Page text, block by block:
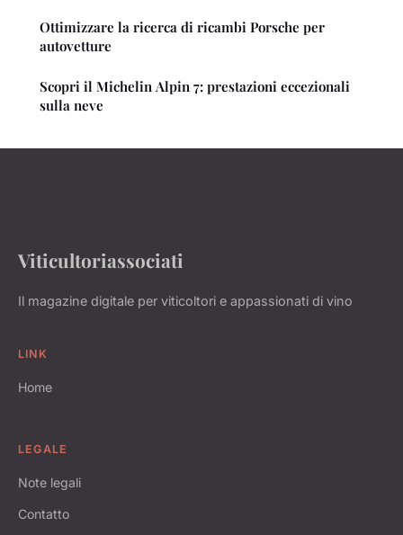
Ottimizzare la ricerca di ricambi Porsche per
autovetture
Scopri il Michelin Alpin 7: prestazioni eccezionali
sulla neve
Viticultoriassociati
Il magazine digitale per viticoltori e appassionati di vino
LINK
Home
LEGALE
Note legali
Contatto